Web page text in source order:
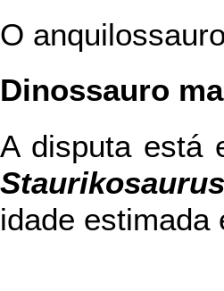
O anquilossauro
Dinossauro
A disputa está
idade estimada